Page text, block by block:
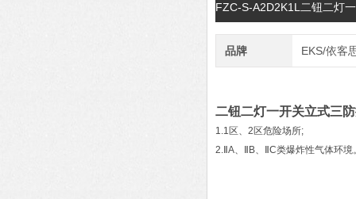
FZC-S-A2D2K1L二钮二灯
品牌 EKS/依客
二钮二灯一开关立式三
1.1区、2区危险场所;
2.ⅡA、ⅡB、ⅡC类爆炸性气体环境